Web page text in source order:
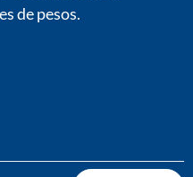
de pesos.